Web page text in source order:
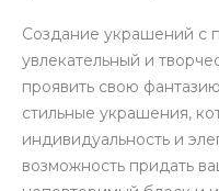
Создание украшений с
увлекательный и
проявить свою
стильные украшения,
индивидуальность и
возможность придать